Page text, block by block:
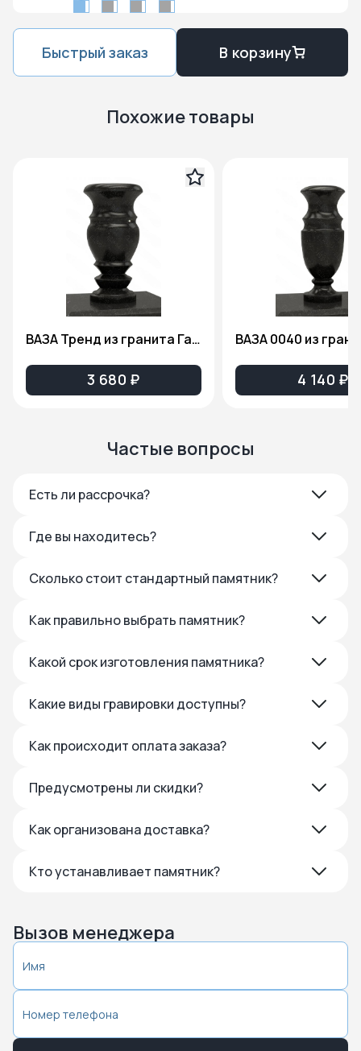
Быстрый заказ В корзину
Похожие товары
ВАЗА Тренд из гранита Габбро Диабаз
3 680 ₽ 4 140 ₽
Частые вопросы
Есть ли рассрочка?
Где вы находитесь?
Сколько стоит стандартный памятник?
Как правильно выбрать памятник?
Какой срок изготовления памятника?
Какие виды гравировки доступны?
Как происходит оплата заказа?
Предусмотрены ли скидки?
Как организована доставка?
Кто устанавливает памятник?
Вызов менеджера